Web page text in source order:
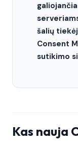
šalių
Consent
sutikimo
Kas nauja